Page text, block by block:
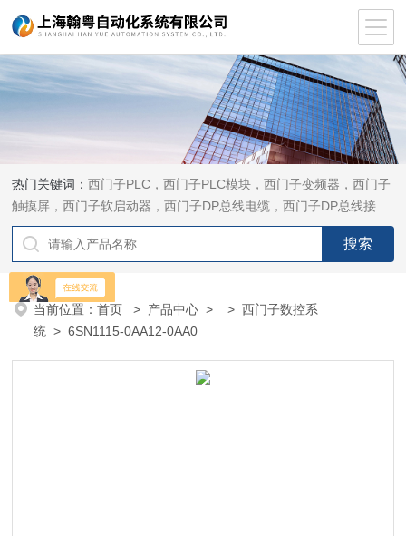
热门关键词：西门子PLC，西门子PLC模块，西门子变频器，西门子
触摸屏，西门子软启动器，西门子DP总线电缆，西门子DP总线接
头，西门子CP通讯网卡，西门子数控系统及停产备件
当前位置：首页 > 产品中心 > >西门子数控系
统 > 6SN1115-0AA12-0AA0